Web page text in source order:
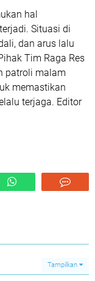
hal
Situasi di
dan arus lalu
Tim Raga Res
patroli malam
memastikan
terjaga. Editor
Tampilkan